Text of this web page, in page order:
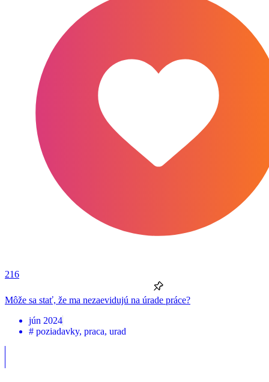
216
Môže sa stať, že ma nezaevidujú na úrade práce?
jún 2024
# poziadavky, praca, urad